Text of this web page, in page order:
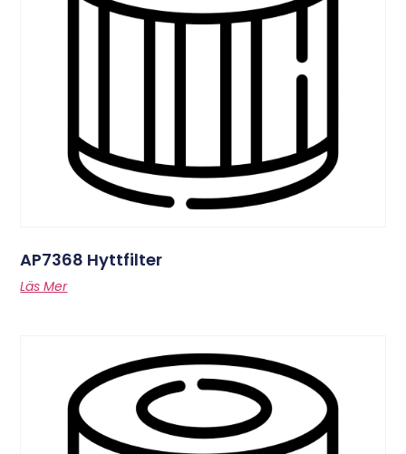
AP7368 Hyttfilter
Läs Mer